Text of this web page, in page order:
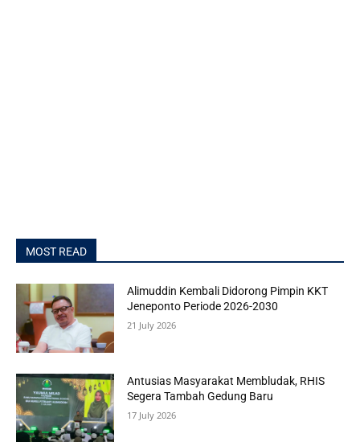
MOST READ
Alimuddin Kembali Didorong Pimpin KKT
Jeneponto Periode 2026-2030
21 July 2026
Antusias Masyarakat Membludak, RHIS
Segera Tambah Gedung Baru
17 July 2026